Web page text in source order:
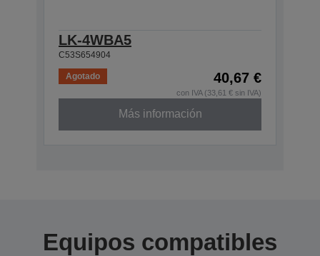
LK-4WBA5
C53S654904
Agotado 40,67 €
con IVA (33,61 € sin IVA)
Más información
Equipos compatibles